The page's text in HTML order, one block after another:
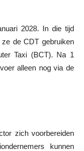
2028. In die tijd
de CDT gebruiken
Taxi (BCT). Na 1
alleen nog via de
zich voorbereiden
kunnen